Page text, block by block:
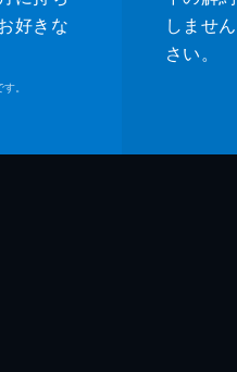
好きな
。
しませ
さい。